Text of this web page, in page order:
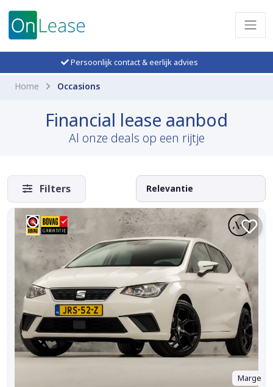
Persoonlijk contact & eerlijk advies
Home Occasions
Financial lease aanbod
Al onze deals op een rijtje
Filters
Marge